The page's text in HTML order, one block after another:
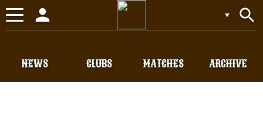
Toggle
navigation
search
person
CLUBS
NEWS MATCHES ARCHIVE